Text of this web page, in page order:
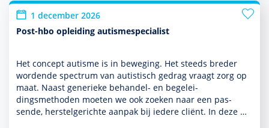
1 december 2026
Post-hbo opleiding autismespecialist
Het concept autisme is in beweging. Het steeds breder
wordende spectrum van autis­tisch gedrag vraagt zorg op
maat. Naast generieke behan­del- en bege­lei­
dingsmethoden moeten we ook zoeken naar een pas­
sende, herstelgerichte aanpak bij iedere cliënt. In deze …